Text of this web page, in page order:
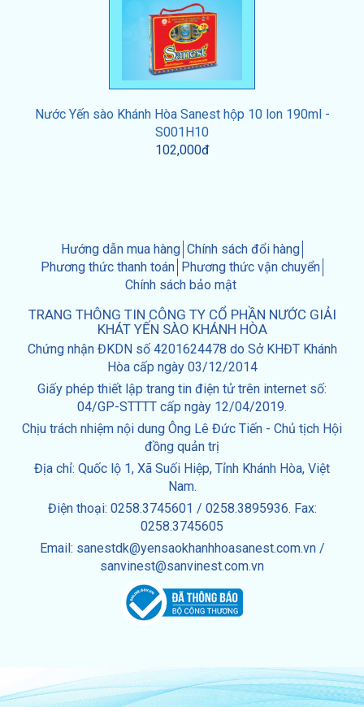
Nước Yến sào Khánh Hòa Sanest hộp 10 lon 190ml -
S001H10
102,000đ
Hướng dẫn mua hàng Chính sách đổi hàng
Phương thức thanh toán Phương thức vận chuyển
Chính sách bảo mật
TRANG THÔNG TIN CÔNG TY CỔ PHẦN NƯỚC GIẢI
KHÁT YẾN SÀO KHÁNH HÒA
Chứng nhận ĐKDN số 4201624478 do Sở KHĐT Khánh
Hòa cấp ngày 03/12/2014
Giấy phép thiết lập trang tin điện tử trên internet số:
04/GP-STTTT cấp ngày 12/04/2019.
Chịu trách nhiệm nội dung Ông Lê Đức Tiến - Chủ tịch Hội
đồng quản trị
Địa chỉ: Quốc lộ 1, Xã Suối Hiệp, Tỉnh Khánh Hòa, Việt
Nam.
Điện thoại: 0258.3745601 / 0258.3895936. Fax:
0258.3745605
Email: sanestdk@yensaokhanhhoasanest.com.vn /
sanvinest@sanvinest.com.vn